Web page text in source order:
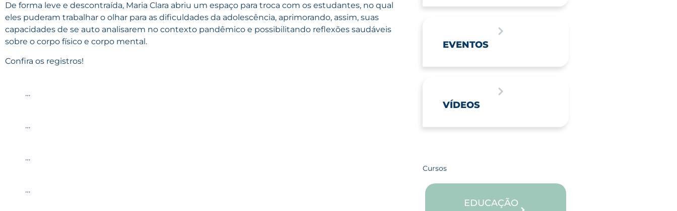
De forma leve e descontraída, Maria Clara abriu um espaço para troca com os estudantes, no qual
eles puderam trabalhar o olhar para as dificuldades da adolescência, aprimorando, assim, suas
capacidades de se auto analisarem no contexto pandêmico e possibilitando reflexões saudáveis
sobre o corpo físico e corpo mental.
Confira os registros!
…
…
…
…
EVENTOS
VÍDEOS
Cursos
EDUCAÇÃO